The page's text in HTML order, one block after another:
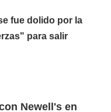
fue dolido por la
para salir
Newell's en